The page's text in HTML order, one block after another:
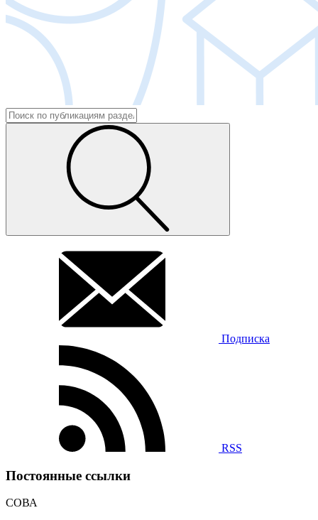
Подписка
RSS
Постоянные ссылки
СОВА